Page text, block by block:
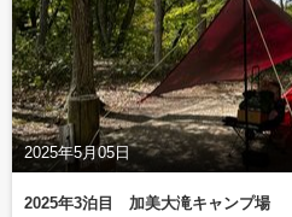
2025年5月05日
2025年3泊目 加美大滝キャンプ場